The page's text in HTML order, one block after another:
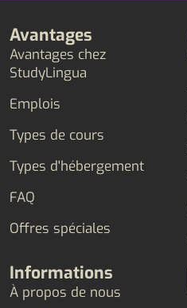
Avantages
Avantages chez
StudyLingua
Emplois
Types de cours
Types d'hébergement
FAQ
Offres spéciales
Informations
À propos de nous